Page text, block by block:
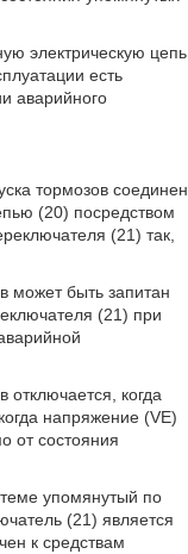
электрическую цепь
есть
аварийного
тормозов соединен
(20) посредством
(21) так,
может быть запитан
(21) при
отключается, когда
напряжение (VE)
от состояния
упомянутый по
(21) является
к средствам